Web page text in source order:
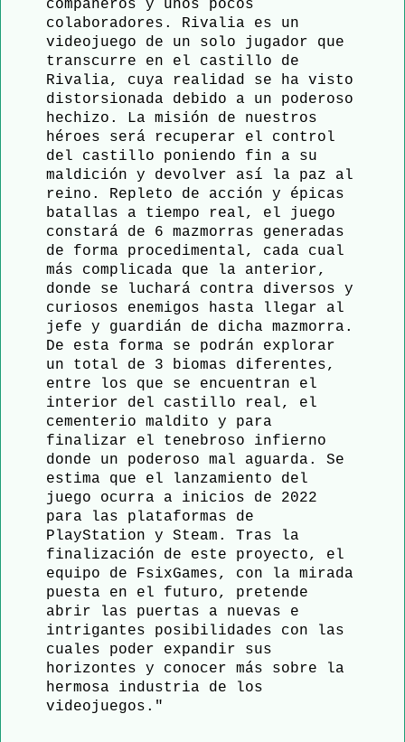
compañeros y unos pocos
colaboradores. Rivalia es un
videojuego de un solo jugador que
transcurre en el castillo de
Rivalia, cuya realidad se ha visto
distorsionada debido a un poderoso
hechizo. La misión de nuestros
héroes será recuperar el control
del castillo poniendo fin a su
maldición y devolver así la paz al
reino. Repleto de acción y épicas
batallas a tiempo real, el juego
constará de 6 mazmorras generadas
de forma procedimental, cada cual
más complicada que la anterior,
donde se luchará contra diversos y
curiosos enemigos hasta llegar al
jefe y guardián de dicha mazmorra.
De esta forma se podrán explorar
un total de 3 biomas diferentes,
entre los que se encuentran el
interior del castillo real, el
cementerio maldito y para
finalizar el tenebroso infierno
donde un poderoso mal aguarda. Se
estima que el lanzamiento del
juego ocurra a inicios de 2022
para las plataformas de
PlayStation y Steam. Tras la
finalización de este proyecto, el
equipo de FsixGames, con la mirada
puesta en el futuro, pretende
abrir las puertas a nuevas e
intrigantes posibilidades con las
cuales poder expandir sus
horizontes y conocer más sobre la
hermosa industria de los
videojuegos."